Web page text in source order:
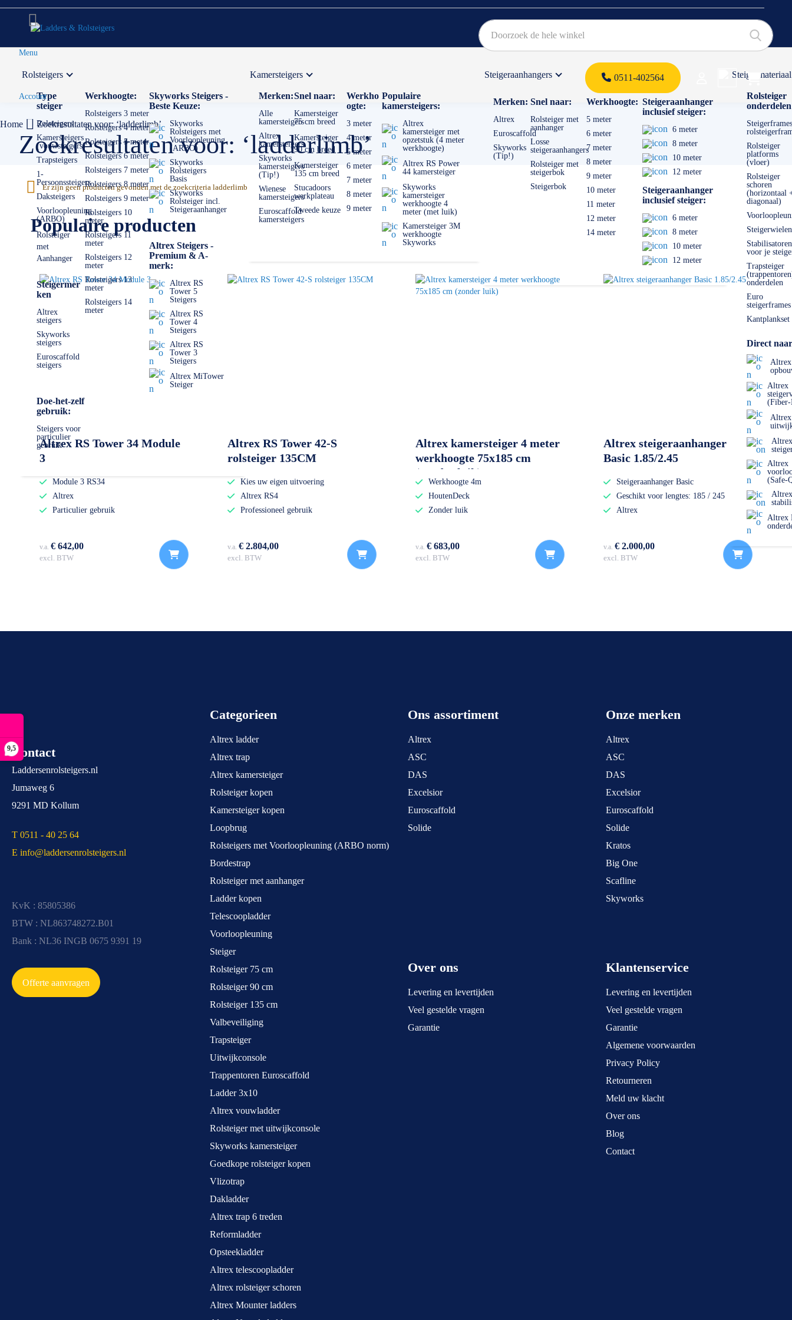
9,5
0511-402564
Menu
Rolsteigers
Type
steiger
Rolsteigers
Kamersteigers
(vouwsteigers)
Trapsteigers
1-
Persoonssteigers
Daksteigers
Voorloopleuning
(ARBO)
Rolsteiger
met
Aanhanger
Steigermer
ken
Altrex
steigers
Skyworks
steigers
Euroscaffold
steigers
Doe-het-zelf
gebruik:
Steigers voor
particulier
gebruik
Werkhoogte:
Rolsteigers 3 meter
Rolsteigers 4 meter
Rolsteigers 5 meter
Rolsteigers 6 meter
Rolsteigers 7 meter
Rolsteigers 8 meter
Rolsteigers 9 meter
Rolsteigers 10
meter
Rolsteigers 11
meter
Rolsteigers 12
meter
Rolsteigers 13
meter
Rolsteigers 14
meter
Skyworks Steigers -
Beste Keuze:
Skyworks
Rolsteigers met
Voorloopleuning
(ARBO)
Skyworks
Rolsteigers
Basis
Skyworks
Rolsteiger incl.
Steigeraanhanger
Altrex Steigers -
Premium & A-
merk:
Altrex RS
Tower 5
Steigers
Altrex RS
Tower 4
Steigers
Altrex RS
Tower 3
Steigers
Altrex MiTower
Steiger
Kamersteigers
Merken:
Alle
kamersteigers
Altrex
kamersteigers
Skyworks
kamersteigers
(Tip!)
Wienese
kamersteigers
Euroscaffold
kamersteigers
Snel naar:
Kamersteiger
75 cm breed
Kamersteiger
90 cm breed
Kamersteiger
135 cm breed
Stucadoors
werkplateau
Tweede keuze
Werkho
ogte:
3 meter
4 meter
5 meter
6 meter
7 meter
8 meter
9 meter
Populaire
kamersteigers:
Altrex
kamersteiger met
opzetstuk (4 meter
werkhoogte)
Altrex RS Power
44 kamersteiger
Skyworks
kamersteiger
werkhoogte 4
meter (met luik)
Kamersteiger 3M
werkhoogte
Skyworks
Steigeraanhangers
Merken:
Altrex
Euroscaffold
Skyworks
(Tip!)
Snel naar:
Rolsteiger met
aanhanger
Losse
steigeraanhangers
Rolsteiger met
steigerbok
Steigerbok
Werkhoogte:
5 meter
6 meter
7 meter
8 meter
9 meter
10 meter
11 meter
12 meter
14 meter
Steigeraanhanger
inclusief steiger:
6 meter
8 meter
10 meter
12 meter
Steigeraanhanger
inclusief steiger:
6 meter
8 meter
10 meter
12 meter
Steigermateriaal
Rolsteiger
Rolsteiger
platforms
(vloer)
Rolsteiger
schoren
(horizontaal
diagonaal)
Steigerwielen
Stabilisatoren
voor je
Trapsteiger
onderdelen
Euro
steigerframes
Kantplankset
Direct
Altrex
Altrex
Altrex
Altrex
Altrex
(Safe-
Altrex
Altrex
Account
Home Zoekresultaten voor: ‘ladderlimb’
Zoekresultaten voor: ‘ladderlimb’
Er zijn geen producten gevonden met de zoekcriteria ladderlimb
Populaire producten
Altrex RS Tower 34 Module
3
Module 3 RS34
Altrex
Particulier gebruik
v.a. € 642,00
excl. BTW
Altrex RS Tower 42-S
rolsteiger 135CM
Kies uw eigen uitvoering
Altrex RS4
Professioneel gebruik
v.a. € 2.804,00
excl. BTW
Altrex kamersteiger 4 meter
werkhoogte 75x185 cm
(zonder luik)
Werkhoogte 4m
HoutenDeck
Zonder luik
v.a. € 683,00
excl. BTW
Altrex steigeraanhanger
Basic 1.85/2.45
Steigeraanhanger Basic
Geschikt voor lengtes: 185 / 245
Altrex
v.a. € 2.000,00
excl. BTW
Contact
Laddersenrolsteigers.nl
Jumaweg 6
9291 MD Kollum
T 0511 - 40 25 64
E info@laddersenrolsteigers.nl
KvK : 85805386
BTW : NL863748272.B01
Bank : NL36 INGB 0675 9391 19
Offerte aanvragen
Categorieen
Altrex ladder
Altrex trap
Altrex kamersteiger
Rolsteiger kopen
Kamersteiger kopen
Loopbrug
Rolsteigers met Voorloopleuning (ARBO norm)
Bordestrap
Rolsteiger met aanhanger
Ladder kopen
Telescoopladder
Voorloopleuning
Steiger
Rolsteiger 75 cm
Rolsteiger 90 cm
Rolsteiger 135 cm
Valbeveiliging
Trapsteiger
Uitwijkconsole
Trappentoren Euroscaffold
Ladder 3x10
Altrex vouwladder
Rolsteiger met uitwijkconsole
Skyworks kamersteiger
Goedkope rolsteiger kopen
Vlizotrap
Dakladder
Altrex trap 6 treden
Reformladder
Opsteekladder
Altrex telescoopladder
Altrex rolsteiger schoren
Altrex Mounter ladders
Ons assortiment
Altrex
ASC
DAS
Excelsior
Euroscaffold
Solide
Onze merken
Altrex
ASC
DAS
Excelsior
Euroscaffold
Solide
Kratos
Big One
Scafline
Skyworks
Over ons
Levering en levertijden
Veel gestelde vragen
Garantie
Klantenservice
Levering en levertijden
Veel gestelde vragen
Garantie
Algemene voorwaarden
Privacy Policy
Retourneren
Meld uw klacht
Over ons
Blog
Contact